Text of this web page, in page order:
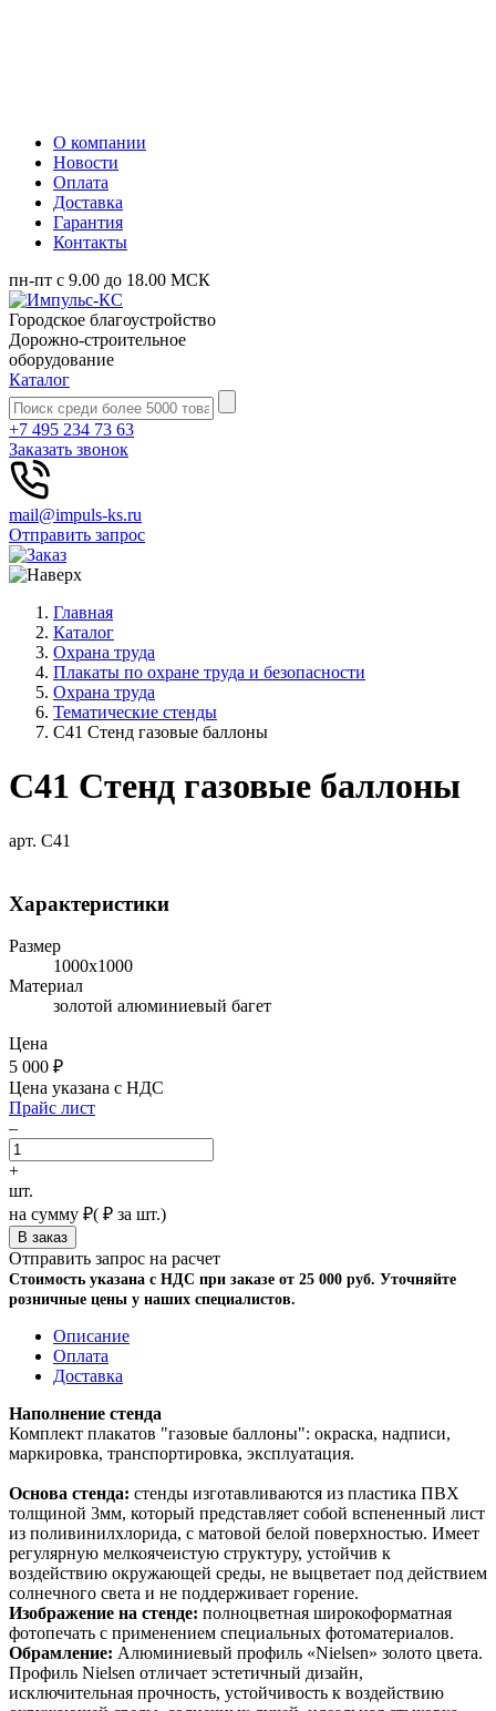
О компании
Новости
Оплата
Доставка
Гарантия
Контакты
пн-пт с 9.00 до 18.00 МСК
Городское благоустройство
Дорожно-строительное
оборудование
Каталог
+7 495 234 73 63
Заказать звонок
mail@impuls-ks.ru
Отправить запрос
Главная
Каталог
Охрана труда
Плакаты по охране труда и безопасности
Охрана труда
Тематические стенды
C41 Стенд газовые баллоны
C41 Стенд газовые баллоны
арт. C41
Характеристики
Размер
1000х1000
Материал
золотой алюминиевый багет
Цена
5 000 ₽
Цена указана с НДС
Прайс лист
–
+
шт.
на сумму ₽( ₽ за шт.)
Отправить запрос на расчет
Стоимость указана с НДС при заказе от 25 000 руб. Уточняйте
розничные цены у наших специалистов.
Описание
Оплата
Доставка
Наполнение стенда
Комплект плакатов "газовые баллоны": окраска, надписи,
маркировка, транспортировка, эксплуатация.
Основа стенда: стенды изготавливаются из пластика ПВХ
толщиной 3мм, который представляет собой вспененный лист
из поливинилхлорида, с матовой белой поверхностью. Имеет
регулярную мелкоячеистую структуру, устойчив к
воздействию окружающей среды, не выцветает под действием
солнечного света и не поддерживает горение.
Изображение на стенде: полноцветная широкоформатная
фотопечать с применением специальных фотоматериалов.
Обрамление: Алюминиевый профиль «Nielsen» золото цвета.
Профиль Nielsen отличает эстетичный дизайн,
исключительная прочность, устойчивость к воздействию